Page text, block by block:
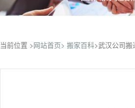
当前位置 >网站首页> 搬家百科>武汉公司